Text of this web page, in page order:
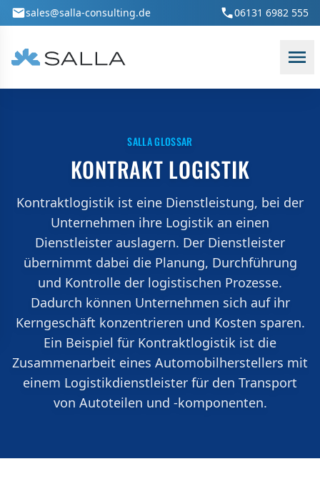
Zum Hauptinhalt springen
sales@salla-consulting.de 06131 6982 555
SALLA GLOSSAR
KONTRAKT LOGISTIK
Kontraktlogistik ist eine Dienstleistung, bei der
Unternehmen ihre Logistik an einen
Dienstleister auslagern. Der Dienstleister
übernimmt dabei die Planung, Durchführung
und Kontrolle der logistischen Prozesse.
Dadurch können Unternehmen sich auf ihr
Kerngeschäft konzentrieren und Kosten sparen.
Ein Beispiel für Kontraktlogistik ist die
Zusammenarbeit eines Automobilherstellers mit
einem Logistikdienstleister für den Transport
von Autoteilen und -komponenten.